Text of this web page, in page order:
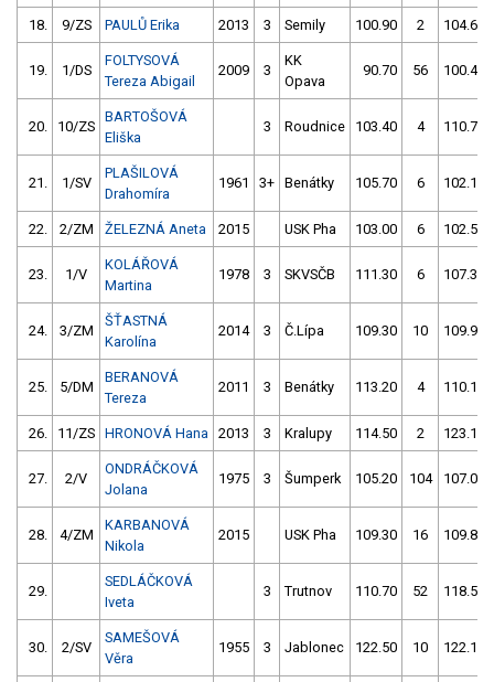
18. 9/ZS PAULŮ Erika 2013 3 Semily 100.90 2 104.60
19. 1/DS
FOLTYSOVÁ
Tereza Abigail
2009 3
KK
Opava
90.70 56 100.40
20. 10/ZS
BARTOŠOVÁ
Eliška
3 Roudnice 103.40 4 110.70
21. 1/SV
PLAŠILOVÁ
Drahomíra
1961 3+ Benátky 105.70 6 102.10
22. 2/ZM ŽELEZNÁ Aneta 2015 USK Pha 103.00 6 102.50
23. 1/V
KOLÁŘOVÁ
Martina
1978 3 SKVSČB 111.30 6 107.30
24. 3/ZM
ŠŤASTNÁ
Karolína
2014 3 Č.Lípa 109.30 10 109.90
25. 5/DM
BERANOVÁ
Tereza
2011 3 Benátky 113.20 4 110.10
26. 11/ZS HRONOVÁ Hana 2013 3 Kralupy 114.50 2 123.10
27. 2/V
ONDRÁČKOVÁ
Jolana
1975 3 Šumperk 105.20 104 107.00
28. 4/ZM
KARBANOVÁ
Nikola
2015 USK Pha 109.30 16 109.80
29.
SEDLÁČKOVÁ
Iveta
3 Trutnov 110.70 52 118.50
30. 2/SV
SAMEŠOVÁ
Věra
1955 3 Jablonec 122.50 10 122.10